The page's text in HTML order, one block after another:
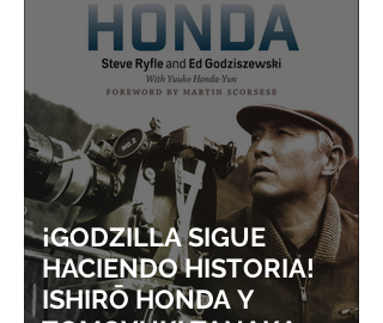
¡GODZILLA SIGUE
HACIENDO HISTORIA!
ISHIRŌ HONDA Y